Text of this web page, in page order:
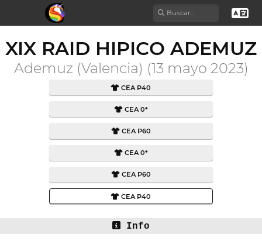
XIX RAID HIPICO ADEMUZ
Ademuz (Valencia) (13 mayo 2023)
CEA P40
CEA 0*
CEA P60
CEA 0*
CEA P60
CEA P40
Info